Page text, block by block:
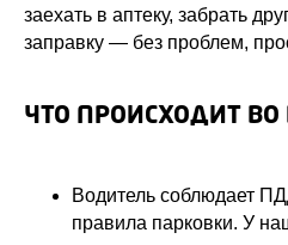
заехать в аптеку, забрать
заправку — без проблем,
ЧТО ПРОИСХОДИТ
Водитель соблюдает
правила парковки. У